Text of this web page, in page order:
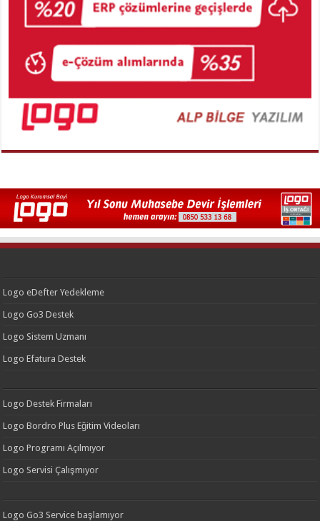
Logo eDefter Yedekleme
Logo Go3 Destek
Logo Sistem Uzmanı
Logo Efatura Destek
Logo Destek Firmaları
Logo Bordro Plus Eğitim Videoları
Logo Programı Açılmıyor
Logo Servisi Çalışmıyor
Logo Go3 Service başlamıyor